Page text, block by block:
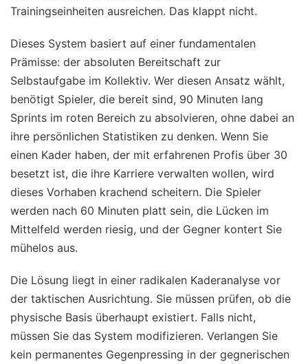
Trainingseinheiten ausreichen. Das klappt nicht.
Dieses System basiert auf einer fundamentalen
Prämisse: der absoluten Bereitschaft zur
Selbstaufgabe im Kollektiv. Wer diesen Ansatz wählt,
benötigt Spieler, die bereit sind, 90 Minuten lang
Sprints im roten Bereich zu absolvieren, ohne dabei an
ihre persönlichen Statistiken zu denken. Wenn Sie
einen Kader haben, der mit erfahrenen Profis über 30
besetzt ist, die ihre Karriere verwalten wollen, wird
dieses Vorhaben krachend scheitern. Die Spieler
werden nach 60 Minuten platt sein, die Lücken im
Mittelfeld werden riesig, und der Gegner kontert Sie
mühelos aus.
Die Lösung liegt in einer radikalen Kaderanalyse vor
der taktischen Ausrichtung. Sie müssen prüfen, ob die
physische Basis überhaupt existiert. Falls nicht,
müssen Sie das System modifizieren. Verlangen Sie
kein permanentes Gegenpressing in der gegnerischen